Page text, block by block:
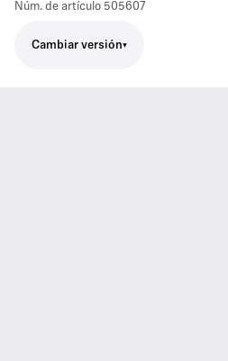
Núm. de artículo 505607
Cambiar versión